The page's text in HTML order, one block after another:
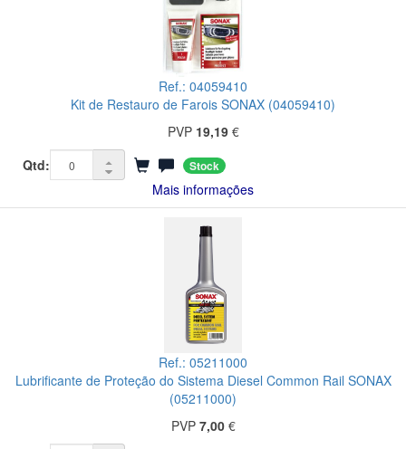
Ref.: 04059410
Kit de Restauro de Farois SONAX (04059410)
PVP 19,19€
Qtd:
Stock
Mais informações
Ref.: 05211000
Lubrificante de Proteção do Sistema Diesel Common Rail SONAX
(05211000)
PVP 7,00€